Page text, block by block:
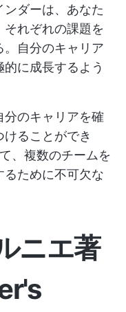
ダーは、あなた
れぞれの課題を
自分のキャリア
に成長するよう
のキャリアを確
ることができ
、複数のチームを
ために不可欠な
ニエ著